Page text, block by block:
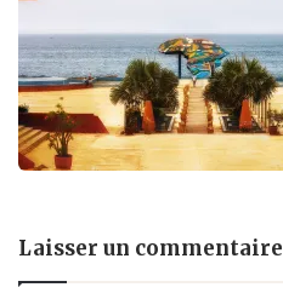
Laisser un commentaire